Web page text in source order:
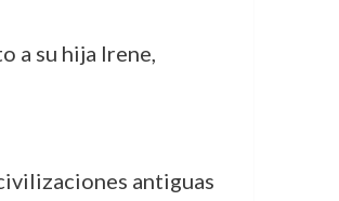
a su hija Irene,
antiguas